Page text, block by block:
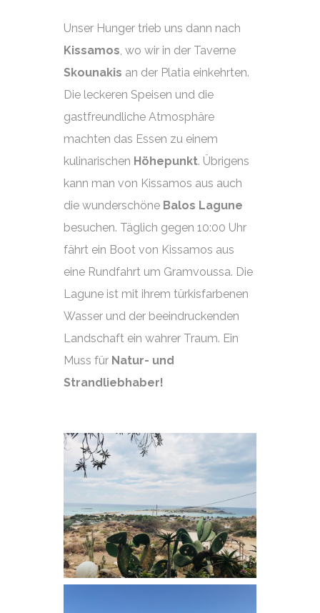
Unser Hunger trieb uns dann nach
Kissamos, wo wir in der Taverne
Skounakis an der Platia einkehrten.
Die leckeren Speisen und die
gastfreundliche Atmosphäre
machten das Essen zu einem
kulinarischen Höhepunkt. Übrigens
kann man von Kissamos aus auch
die wunderschöne Balos Lagune
besuchen. Täglich gegen 10:00 Uhr
fährt ein Boot von Kissamos aus
eine Rundfahrt um Gramvoussa. Die
Lagune ist mit ihrem türkisfarbenen
Wasser und der beeindruckenden
Landschaft ein wahrer Traum. Ein
Muss für Natur- und
Strandliebhaber!